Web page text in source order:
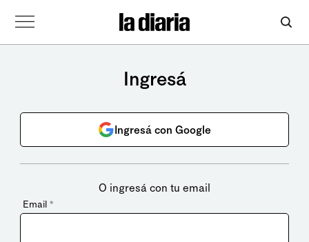
Ingresá
Ingresá con Google
O ingresá con tu email
Email *